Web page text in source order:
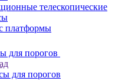
телескопические
платформы
для порогов
для порогов